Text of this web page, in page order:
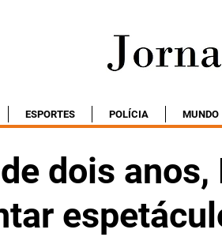
ESPORTES POLÍCIA MUNDO
dois anos,